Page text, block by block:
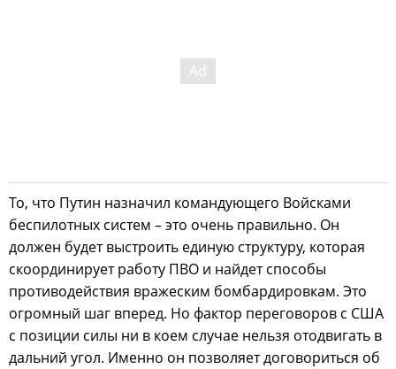
То, что Путин назначил командующего Войсками
беспилотных систем – это очень правильно. Он
должен будет выстроить единую структуру, которая
скоординирует работу ПВО и найдет способы
противодействия вражеским бомбардировкам. Это
огромный шаг вперед. Но фактор переговоров с США
с позиции силы ни в коем случае нельзя отодвигать в
дальний угол. Именно он позволяет договориться об